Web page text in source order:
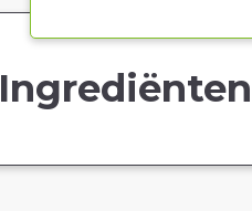
Ingrediënten